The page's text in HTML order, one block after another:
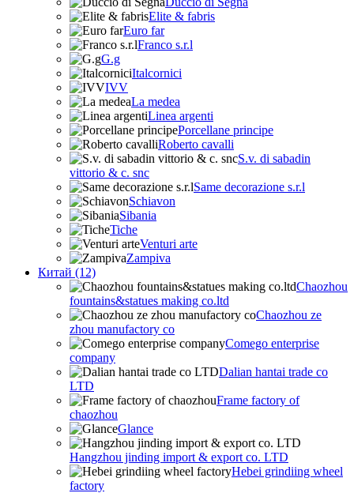
Elite & fabris
Euro far
Franco s.r.l
G.g
Italcornici
IVV
La medea
Linea argenti
Porcellane principe
Roberto cavalli
S.v. di sabadin
vittorio & c. snc
Same decorazione s.r.l
Schiavon
Sibania
Tiche
Venturi arte
Zampiva
Китай (12)
Chaozhou
fountains&statues making co.ltd
Chaozhou ze
zhou manufactory co
Comego enterprise
company
Dalian hantai trade co
LTD
Frame factory of
chaozhou
Glance
Hangzhou jinding import & export co. LTD
Hebei grindiing wheel
factory